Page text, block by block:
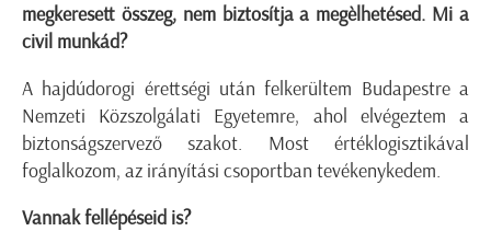
megkeresett összeg, nem biztosítja a megèlhetésed. Mi a
civil munkád?
A hajdúdorogi érettségi után felkerültem Budapestre a
Nemzeti Közszolgálati Egyetemre, ahol elvégeztem a
biztonságszervező szakot. Most értéklogisztikával
foglalkozom, az irányítási csoportban tevékenykedem.
Vannak fellépéseid is?